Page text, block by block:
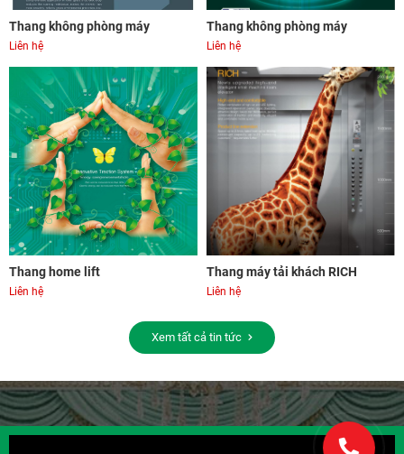
Thang không phòng máy
Liên hệ
Thang không phòng máy
Liên hệ
Thang home lift
Liên hệ
Thang máy tải khách RICH
Liên hệ
Xem tất cả tin tức